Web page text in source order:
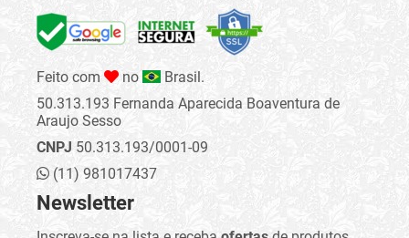
Feito com no
Brasil.
50.313.193 Fernanda Aparecida Boaventura de
Araujo Sesso
CNPJ 50.313.193/0001-09
(11) 981017437
Newsletter